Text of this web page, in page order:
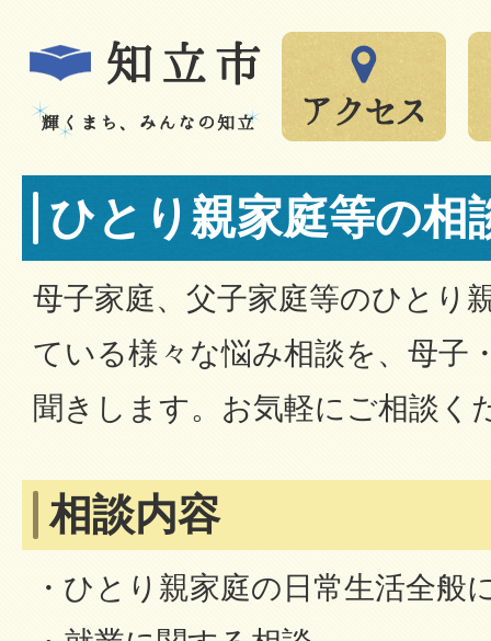
ひとり親家庭等の相
母子家庭、父子家庭等のひとり
ている様々な悩み相談を、母子
聞きします。お気軽にご相談く
相談内容
・ひとり親家庭の日常生活全般